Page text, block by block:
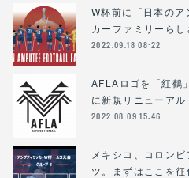
W杯前に「日本のア
カーファミリーら
2022.09.18 08:22
AFLAロゴを「紅鶴
に新規リニューアル
2022.08.09 15:46
メキシコ、コロンビ
ツ。まずはここを征